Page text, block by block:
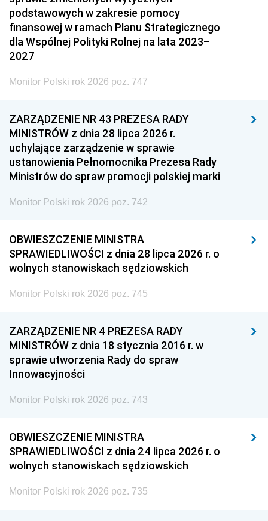
podstawowych w zakresie pomocy
finansowej w ramach Planu Strategicznego
dla Wspólnej Polityki Rolnej na lata 2023–
2027
Monitor Polski rok 2026 poz. 747
ZARZĄDZENIE NR 43 PREZESA RADY
MINISTRÓW z dnia 28 lipca 2026 r.
uchylające zarządzenie w sprawie
ustanowienia Pełnomocnika Prezesa Rady
Ministrów do spraw promocji polskiej marki
Monitor Polski rok 2026 poz. 742
OBWIESZCZENIE MINISTRA
SPRAWIEDLIWOŚCI z dnia 28 lipca 2026 r. o
wolnych stanowiskach sędziowskich
Monitor Polski rok 2026 poz. 745
ZARZĄDZENIE NR 4 PREZESA RADY
MINISTRÓW z dnia 18 stycznia 2016 r. w
sprawie utworzenia Rady do spraw
Innowacyjności
Monitor Polski rok 2026 poz. 743
OBWIESZCZENIE MINISTRA
SPRAWIEDLIWOŚCI z dnia 24 lipca 2026 r. o
wolnych stanowiskach sędziowskich
Monitor Polski rok 2026 poz. 735